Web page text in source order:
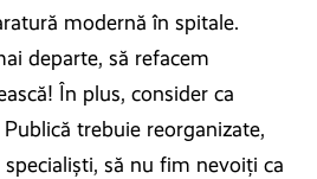
modernă în spitale.
departe, să refacem
În plus, consider ca
trebuie reorganizate,
să nu fim nevoiți ca